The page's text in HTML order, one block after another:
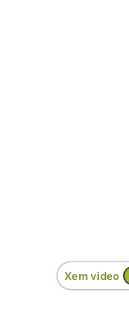
Xem video